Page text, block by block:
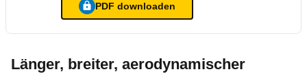
Ein Login ist nötig für
PDF downloaden
Hier können Sie den ausführlichen
Länger, breiter, aerodynamischer